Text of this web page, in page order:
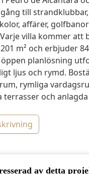
till
affärer,
villa kommer att
m² och erbjuder
planlösning
ljus och rymd.
rymliga
terrasser och
av detta